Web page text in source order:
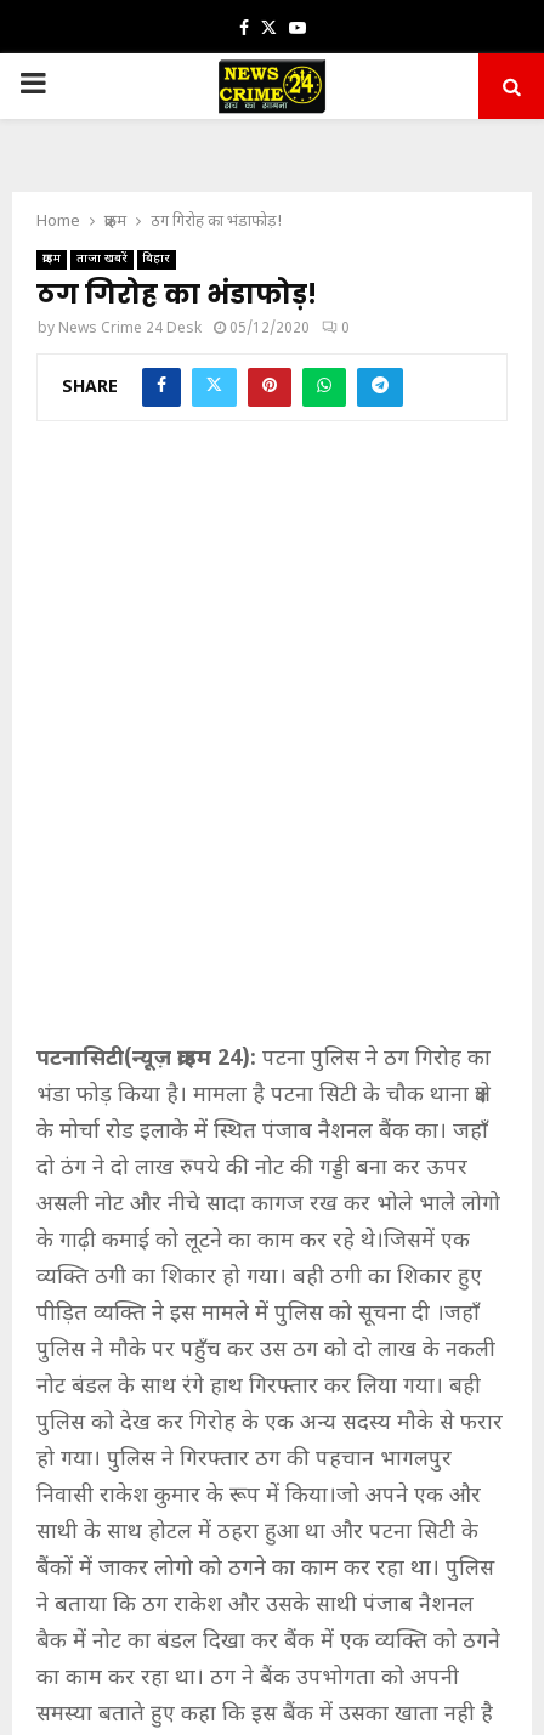
Facebook
TwitterYoutube
PRIMARY
Home क्राइम ठग गिरोह का भंडाफोड़!
क्राइम ताजा खबरें बिहार
ठग गिरोह का भंडाफोड़!
by News Crime 24 Desk 05/12/2020 0
SHARE
पटनासिटी(न्यूज़ क्राइम 24): पटना पुलिस ने ठग गिरोह का
भंडा फोड़ किया है। मामला है पटना सिटी के चौक थाना क्षेत्र
के मोर्चा रोड इलाके में स्थित पंजाब नैशनल बैंक का। जहाँ
दो ठंग ने दो लाख रुपये की नोट की गड्डी बना कर ऊपर
असली नोट और नीचे सादा कागज रख कर भोले भाले लोगो
के गाढ़ी कमाई को लूटने का काम कर रहे थे।जिसमें एक
व्यक्ति ठगी का शिकार हो गया। बही ठगी का शिकार हुए
पीड़ित व्यक्ति ने इस मामले में पुलिस को सूचना दी ।जहाँ
पुलिस ने मौके पर पहुँच कर उस ठग को दो लाख के नकली
नोट बंडल के साथ रंगे हाथ गिरफ्तार कर लिया गया। बही
पुलिस को देख कर गिरोह के एक अन्य सदस्य मौके से फरार
हो गया। पुलिस ने गिरफ्तार ठग की पहचान भागलपुर
निवासी राकेश कुमार के रूप में किया।जो अपने एक और
साथी के साथ होटल में ठहरा हुआ था और पटना सिटी के
बैंकों में जाकर लोगो को ठगने का काम कर रहा था। पुलिस
ने बताया कि ठग राकेश और उसके साथी पंजाब नैशनल
बैक में नोट का बंडल दिखा कर बैंक में एक व्यक्ति को ठगने
का काम कर रहा था। ठग ने बैंक उपभोगता को अपनी
समस्या बताते हुए कहा कि इस बैंक में उसका खाता नही है